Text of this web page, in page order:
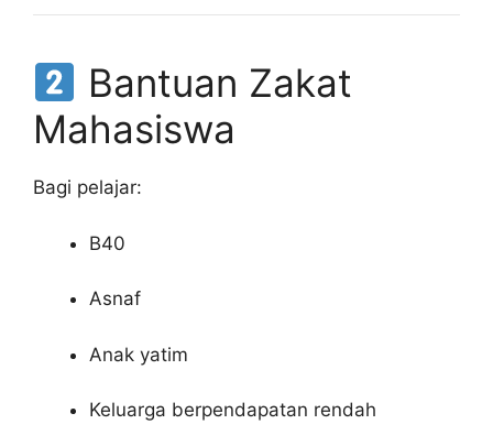
Bantuan Zakat
Mahasiswa
Bagi pelajar:
B40
Asnaf
Anak yatim
Keluarga berpendapatan rendah